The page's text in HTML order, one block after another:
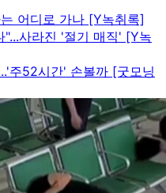
어디로 가나 [Y녹취록]
"...사라진 '절기 매직' [Y녹
주52시간' 손볼까 [굿모닝